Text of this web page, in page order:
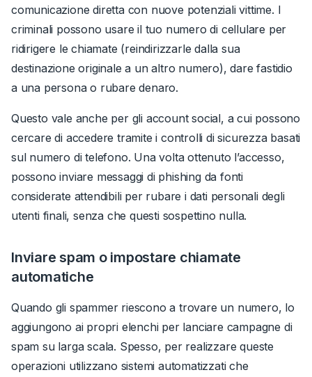
comunicazione diretta con nuove potenziali vittime. I
criminali possono usare il tuo numero di cellulare per
ridirigere le chiamate (reindirizzarle dalla sua
destinazione originale a un altro numero), dare fastidio
a una persona o rubare denaro.
Questo vale anche per gli account social, a cui possono
cercare di accedere tramite i controlli di sicurezza basati
sul numero di telefono. Una volta ottenuto l’accesso,
possono inviare messaggi di phishing da fonti
considerate attendibili per rubare i dati personali degli
utenti finali, senza che questi sospettino nulla.
Inviare spam o impostare chiamate
automatiche
Quando gli spammer riescono a trovare un numero, lo
aggiungono ai propri elenchi per lanciare campagne di
spam su larga scala. Spesso, per realizzare queste
operazioni utilizzano sistemi automatizzati che